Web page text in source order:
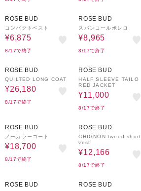
ROSE BUD
コンパクトベスト
¥6,875
8/17で終了
ROSE BUD
スパンコールボレロ
¥8,965
8/17で終了
ROSE BUD
QUILTED LONG COAT
¥26,180
8/17で終了
ROSE BUD
HALF SLEEVE TAILO
RED JACKET
¥11,000
8/17で終了
ROSE BUD
ノーカラーコート
¥18,700
8/17で終了
ROSE BUD
CHIGNON tweed short
vest
¥12,166
8/17で終了
ROSE BUD ROSE BUD